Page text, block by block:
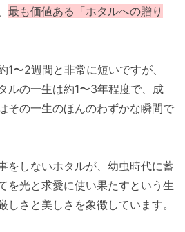
最も価値ある「ホタルへの贈り
1〜2週間と非常に短いですが、
ルの一生は約1〜3年程度で、成
その一生のほんのわずかな瞬間で
をしないホタルが、幼虫時代に蓄
を光と求愛に使い果たすという生
しさと美しさを象徴しています。